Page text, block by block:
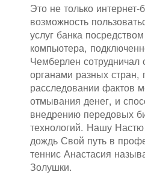
Это не только интернет-
возможность
услуг банка
компьютера,
Чемберлен сотрудничал
органами разных стран,
расследовании фактов
отмывания денег, и
внедрению передовых
технологий. Нашу
дождь Свой путь в
теннис Анастасия
Золушки.